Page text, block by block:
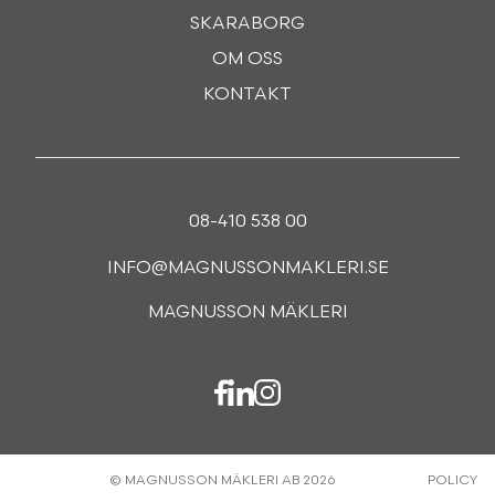
SKARABORG
OM OSS
KONTAKT
08-410 538 00
INFO@MAGNUSSONMAKLERI.SE
MAGNUSSON MÄKLERI
© MAGNUSSON MÄKLERI AB 2026 POLICY